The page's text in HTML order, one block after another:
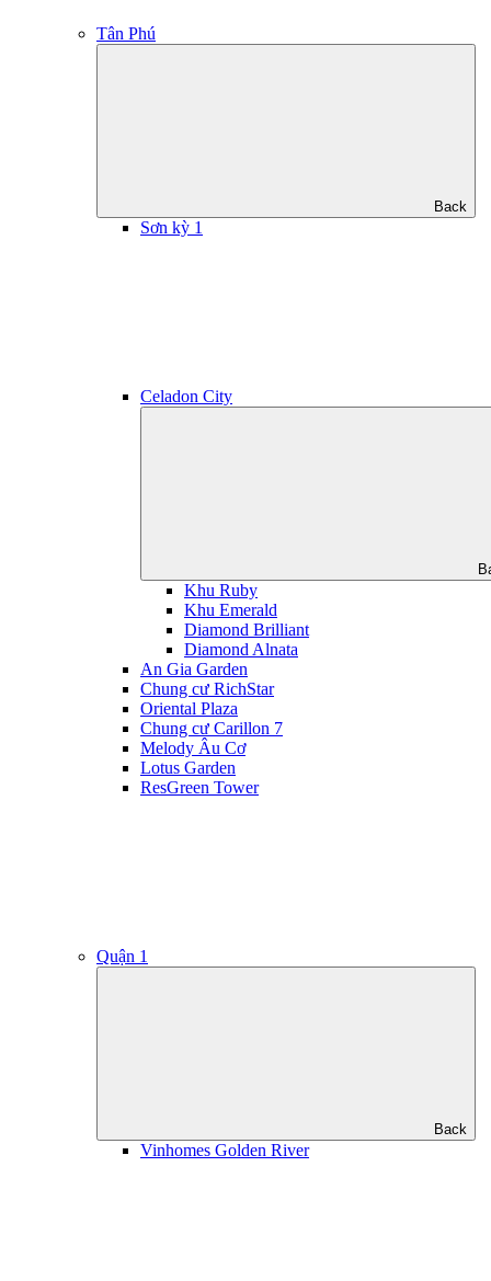
Tân Phú
Back
Sơn kỳ 1
Celadon City
Khu Ruby
Khu Emerald
Diamond Brilliant
Diamond Alnata
An Gia Garden
Chung cư RichStar
Oriental Plaza
Chung cư Carillon 7
Melody Âu Cơ
Lotus Garden
ResGreen Tower
Quận 1
Back
Vinhomes Golden River